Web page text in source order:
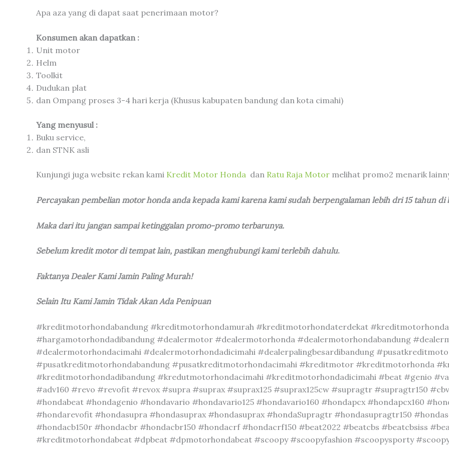
Apa aza yang di dapat saat penerimaan motor?
Konsumen akan dapatkan :
Unit motor
Helm
Toolkit
Dudukan plat
dan Ompang proses 3-4 hari kerja (Khusus kabupaten bandung dan kota cimahi)
Yang menyusul :
Buku service,
dan STNK asli
Kunjungi juga website rekan kami Kredit Motor Honda dan Ratu Raja Motor melihat promo2 menarik
Percayakan pembelian motor honda anda kepada kami karena kami sudah berpengalaman lebih dri 15 tahun di
Maka dari itu jangan sampai ketinggalan promo-promo terbarunya.
Sebelum kredit motor di tempat lain, pastikan menghubungi kami terlebih dahulu.
Faktanya Dealer Kami Jamin Paling Murah!
Selain Itu Kami Jamin Tidak Akan Ada Penipuan
#kreditmotorhondabandung #kreditmotorhondamurah #kreditmotorhondaterdekat
#hargamotorhondadibandung #dealermotor #dealermotorhonda #dealermotorhondabandung
#dealermotorhondacimahi #dealermotorhondadicimahi #dealerpalingbesardibandung
#pusatkreditmotorhondabandung #pusatkreditmotorhondacimahi #kreditmotor #kreditmotorhonda
#kreditmotorhondadibandung #kredutmotorhondacimahi #kreditmotorhondadicimahi #beat #genio
#adv160 #revo #revofit #revox #supra #suprax #suprax125 #suprax125cw #supragtr #supragtr150
#hondabeat #hondagenio #hondavario #hondavario125 #hondavario160 #hondapcx #hondapcx160
#hondarevofit #hondasupra #hondasuprax #hondasuprax #hondaSupragtr #hondasupragtr150
#hondacb150r #hondacbr #hondacbr150 #hondacrf #hondacrf150 #beat2022 #beatcbs #beatcbsiss
#kreditmotorhondabeat #dpbeat #dpmotorhondabeat #scoopy #scoopyfashion #scoopysporty